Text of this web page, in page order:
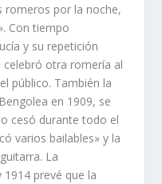
romeros por la noche,
Con tiempo
y su repetición
celebró otra romerí­a al
público. También la
en 1909, se
cesó durante todo el
varios bailables» y la
La
prevé que la